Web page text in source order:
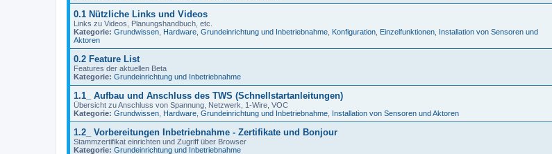
0.1 Nützliche Links und Videos
Links zu Videos, Planungshandbuch, etc.
Kategorie: Grundwissen Hardware Grundeinrichtung und Inbetriebnahme Konfiguration Einzelfunktionen Installation von Sensoren und
Aktoren
0.2 Feature List
Features der aktuellen Beta
Kategorie: Grundeinrichtung und Inbetriebnahme
1.1_ Aufbau und Anschluss des TWS (Schnellstartanleitungen)
Übersicht zu Anschluss von Spannung, Netzwerk, 1-Wire, VOC
Kategorie: Grundwissen Hardware Grundeinrichtung und Inbetriebnahme Installation von Sensoren und Aktoren
1.2_ Vorbereitungen Inbetriebnahme - Zertifikate und Bonjour
Stammzertifikat einrichten und Zugriff über Browser
Kategorie: Grundeinrichtung und Inbetriebnahme